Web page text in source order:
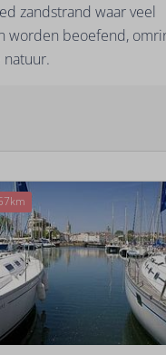
zandstrand waar veel
worden beoefend,